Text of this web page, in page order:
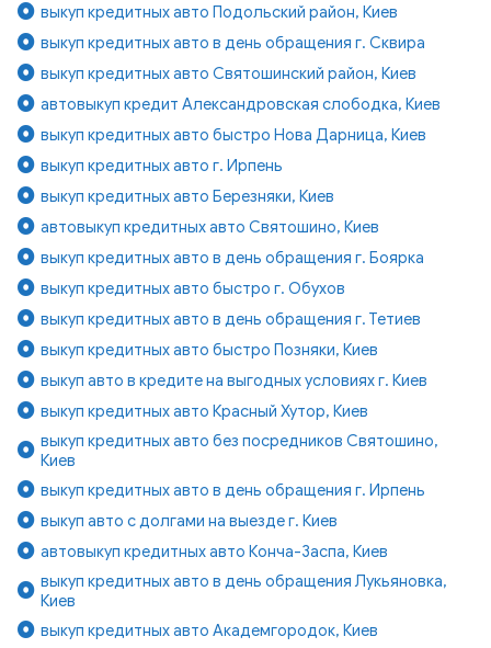
выкуп кредитных авто Подольский район, Киев
выкуп кредитных авто в день обращения г. Сквира
выкуп кредитных авто Святошинский район, Киев
автовыкуп кредит Александровская слободка, Киев
выкуп кредитных авто быстро Нова Дарница, Киев
выкуп кредитных авто г. Ирпень
выкуп кредитных авто Березняки, Киев
автовыкуп кредитных авто Святошино, Киев
выкуп кредитных авто в день обращения г. Боярка
выкуп кредитных авто быстро г. Обухов
выкуп кредитных авто в день обращения г. Тетиев
выкуп кредитных авто быстро Позняки, Киев
выкуп авто в кредите на выгодных условиях г. Киев
выкуп кредитных авто Красный Хутор, Киев
выкуп кредитных авто без посредников Святошино,
Киев
выкуп кредитных авто в день обращения г. Ирпень
выкуп авто с долгами на выезде г. Киев
автовыкуп кредитных авто Конча-Заспа, Киев
выкуп кредитных авто в день обращения Лукьяновка,
Киев
выкуп кредитных авто Академгородок, Киев